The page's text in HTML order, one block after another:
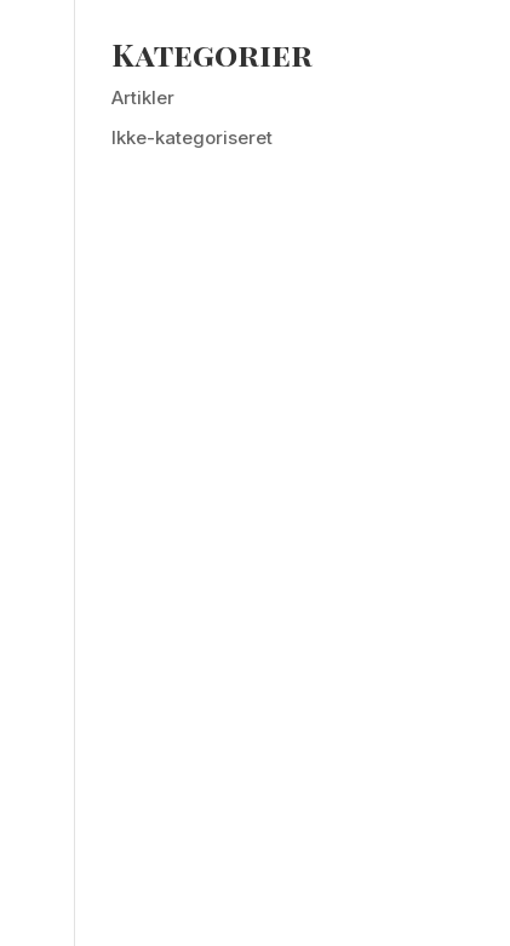
Kategorier
Artikler
Ikke-kategoriseret